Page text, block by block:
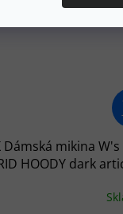
Dámská mikina W's
HOODY dark